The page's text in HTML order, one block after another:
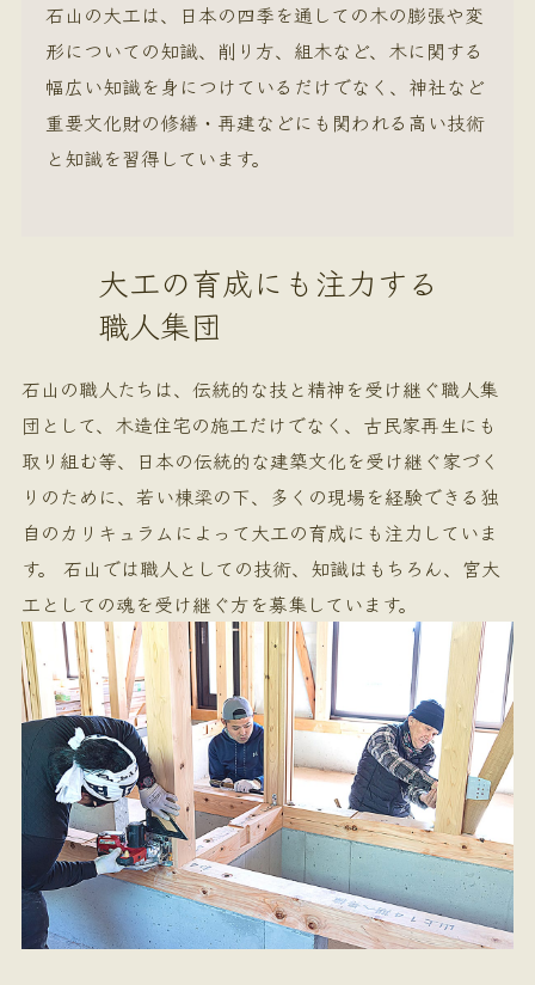
石山の大工は、日本の四季を通しての木の膨張や変
形についての知識、削り方、組木など、木に関する
幅広い知識を身につけているだけでなく、神社など
重要文化財の修繕・再建などにも関われる高い技術
と知識を習得しています。
大工の育成にも注力する
職人集団
石山の職人たちは、伝統的な技と精神を受け継ぐ職人集
団として、木造住宅の施工だけでなく、古民家再生にも
取り組む等、日本の伝統的な建築文化を受け継ぐ家づく
りのために、若い棟梁の下、多くの現場を経験できる独
自のカリキュラムによって大工の育成にも注力していま
す。 石山では職人としての技術、知識はもちろん、宮大
工としての魂を受け継ぐ方を募集しています。